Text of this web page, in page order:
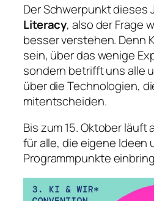
Der Schwerpunkt dieses
Literacy, also der Frage
besser verstehen. Denn
sein, über das wenige
sondern betrifft uns alle
über die Technologien,
mitentscheiden.
Bis zum 15. Oktober läuft
für alle, die eigene Ideen
Programmpunkte